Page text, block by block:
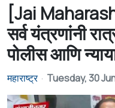
[Jai
सर्व यंत्रणांनी
पोलीस आणि
महाराष्ट्र Tuesday, 30